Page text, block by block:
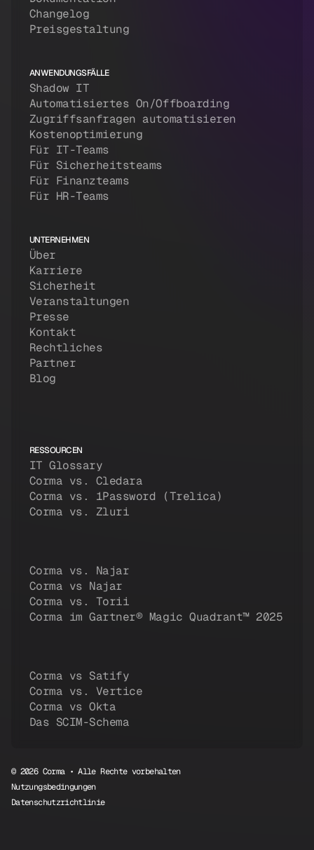
Changelog
Preisgestaltung
ANWENDUNGSFÄLLE
Shadow IT
Automatisiertes On/Offboarding
Zugriffsanfragen automatisieren
Kostenoptimierung
Für IT-Teams
Für Sicherheitsteams
Für Finanzteams
Für HR-Teams
UNTERNEHMEN
Über
Karriere
Sicherheit
Veranstaltungen
Presse
Kontakt
Rechtliches
Partner
Blog
RESSOURCEN
IT Glossary
Corma vs. Cledara
Corma vs. 1Password (Trelica)
Corma vs. Zluri
Corma vs. Najar
Corma vs Najar
Corma vs. Torii
Corma im Gartner® Magic Quadrant™ 2025
Corma vs Satify
Corma vs. Vertice
Corma vs Okta
Das SCIM-Schema
© 2026 Corma • Alle Rechte vorbehalten
Nutzungsbedingungen
Datenschutzrichtlinie